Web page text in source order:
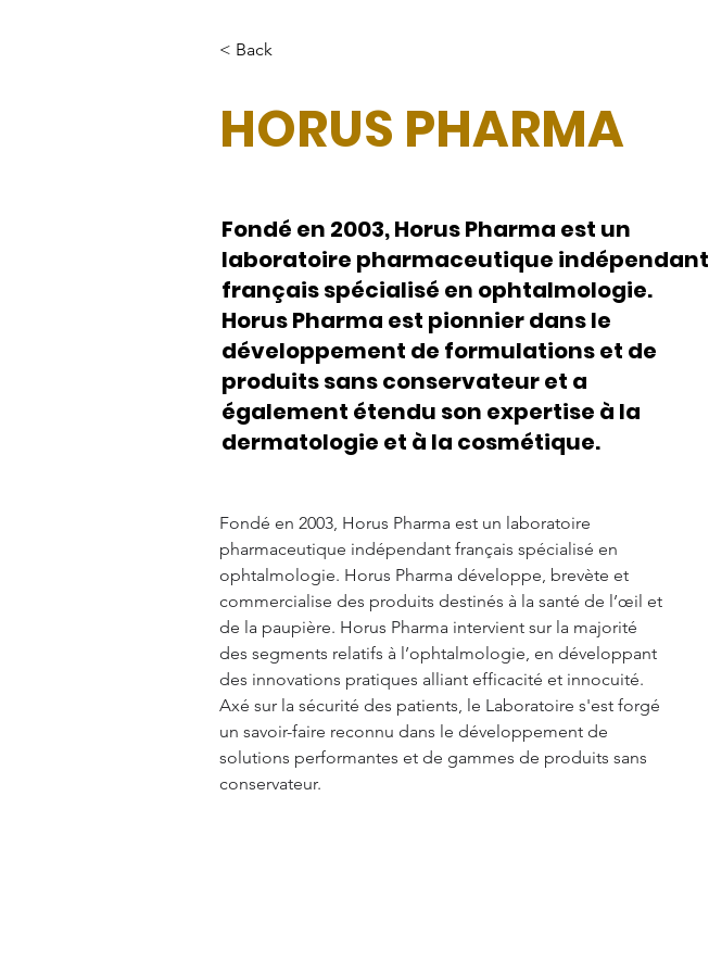
< Back
HORUS PHARMA
Fondé en 2003, Horus Pharma est un
laboratoire pharmaceutique indépendant
français spécialisé en ophtalmologie.
Horus Pharma est pionnier dans le
développement de formulations et de
produits sans conservateur et a
également étendu son expertise à la
dermatologie et à la cosmétique.
Fondé en 2003, Horus Pharma est un laboratoire
pharmaceutique indépendant français spécialisé en
ophtalmologie. Horus Pharma développe, brevète et
commercialise des produits destinés à la santé de l’œil et
de la paupière. Horus Pharma intervient sur la majorité
des segments relatifs à l’ophtalmologie, en développant
des innovations pratiques alliant efficacité et innocuité.
Axé sur la sécurité des patients, le Laboratoire s'est forgé
un savoir-faire reconnu dans le développement de
solutions performantes et de gammes de produits sans
conservateur.